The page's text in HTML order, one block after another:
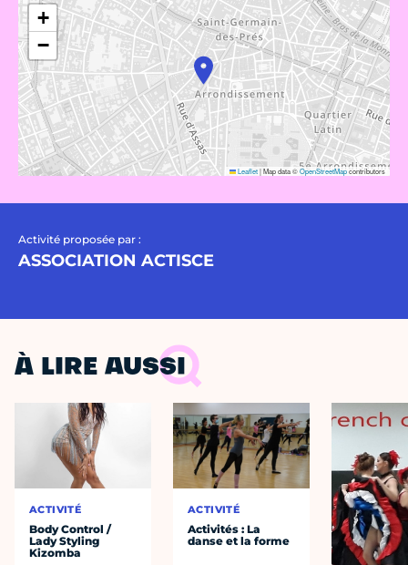
+
−
Leaflet|Map data ©OpenStreetMapcontributors
Activité proposée par :
ASSOCIATION ACTISCE
À LIRE AUSSI
ACTIVITÉ
Body Control /
Lady Styling
Kizomba
ACTIVITÉ
Activités : La
danse et la forme